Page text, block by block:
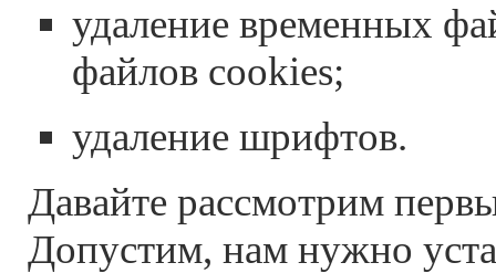
удаление временных
файлов cookies;
удаление шрифтов.
Давайте рассмотрим
Допустим, нам нужно